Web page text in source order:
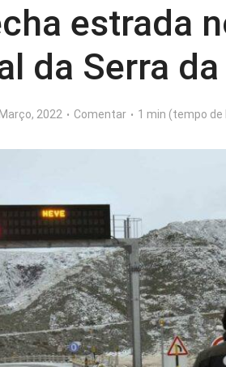
estrada
da Serra
2022 Comentar 1 min (tempo de